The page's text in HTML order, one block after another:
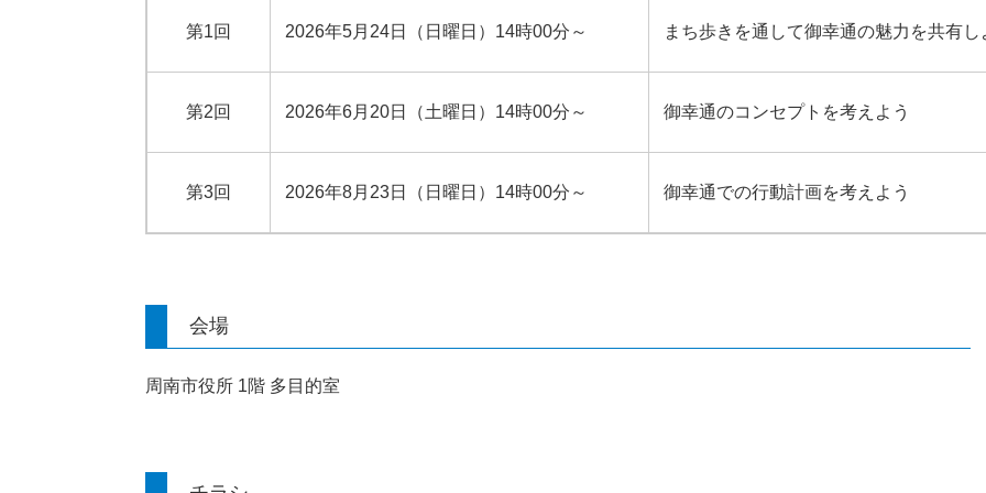
第1回 2026年5月24日（日曜日）14時00分～ まち歩きを通して御幸通の魅力を共有し
第2回 2026年6月20日（土曜日）14時00分～ 御幸通のコンセプトを考えよう
第3回 2026年8月23日（日曜日）14時00分～ 御幸通での行動計画を考えよう
会場
周南市役所 1階 多目的室